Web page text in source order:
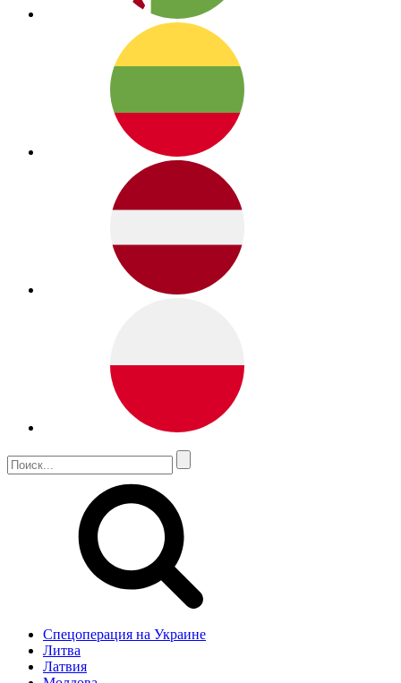
Спецоперация на Украине
Литва
Латвия